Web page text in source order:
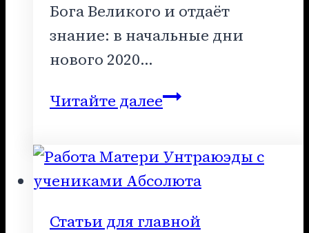
Бога Великого и отдаёт
знание: в начальные дни
нового 2020…
Читайте далееОБРАЩЕНИЕ
УЧЕНИКАМ
АБСОЛЮТА
Статьи для главной